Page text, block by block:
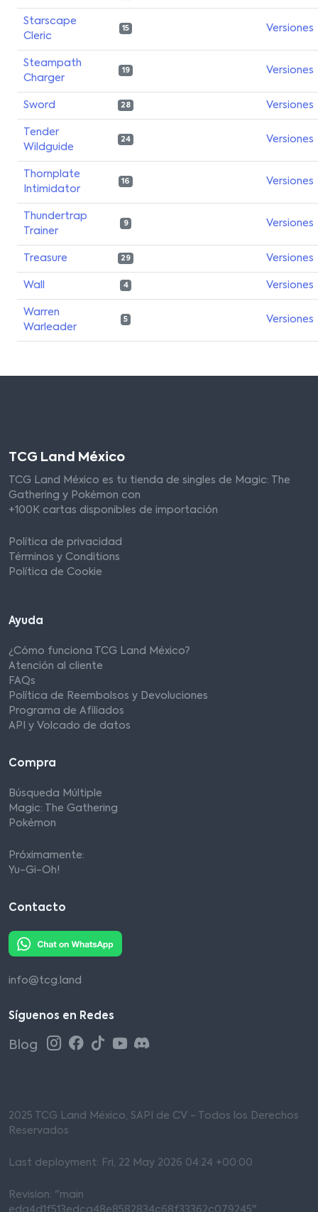
Starscape
Cleric
15 Versiones
Steampath
Charger
19 Versiones
Sword 28 Versiones
Tender
Wildguide
24 Versiones
Thornplate
Intimidator
16 Versiones
Thundertrap
Trainer
9 Versiones
Treasure 29 Versiones
Wall 4 Versiones
Warren
Warleader
5 Versiones
TCG Land México
TCG Land México es tu tienda de singles de Magic: The
Gathering y Pokémon con
+100K cartas disponibles de importación
Política de privacidad
Términos y Conditions
Política de Cookie
Ayuda
¿Cómo funciona TCG Land México?
Atención al cliente
FAQs
Política de Reembolsos y Devoluciones
Programa de Afiliados
API y Volcado de datos
Compra
Búsqueda Múltiple
Magic: The Gathering
Pokémon
Próximamente:
Yu-Gi-Oh!
Contacto
info@tcg.land
Síguenos en Redes
Blog
2025 TCG Land México, SAPI de CV - Todos los Derechos
Reservados
Last deployment: Fri, 22 May 2026 04:24 +00:00
Revision: "main
eda4d1f513edca48e8582834c68f33362c079245"